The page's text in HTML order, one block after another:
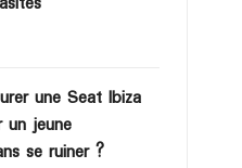
une Seat Ibiza
un jeune
se ruiner ?